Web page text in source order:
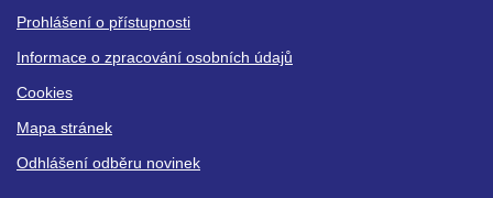
Prohlášení o přístupnosti
Informace o zpracování osobních údajů
Cookies
Mapa stránek
Odhlášení odběru novinek